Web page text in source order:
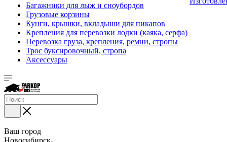
Багажники для лыж и сноубордов
Грузовые корзины
Кунги, крышки, вкладыши для пикапов
Крепления для перевозки лодки (каяка, серфа)
Перевозка груза, крепления, ремни, стропы
Трос буксировочный, стропа
Аксессуары
Ваш город
Новосибирск